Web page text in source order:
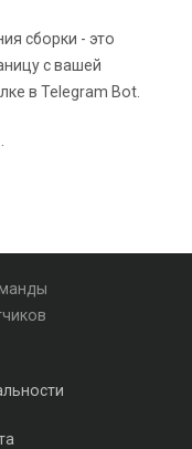
сборки - это
с вашей
в Telegram Bot.